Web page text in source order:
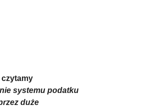
czytamy
systemu podatku
duże